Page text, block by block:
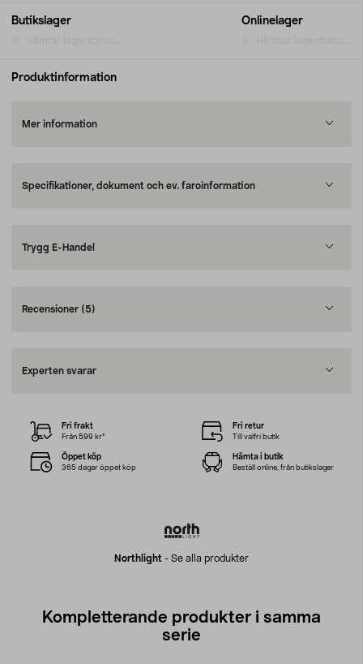
Butikslager Onlinelager
Produktinformation
Mer information
Specifikationer, dokument och ev. faroinformation
Trygg E-Handel
Recensioner (5)
Experten svarar
Northlight - Se alla produkter
Fri frakt
Från 599 kr*
Fri retur
Till valfri butik
Öppet köp
365 dagar öppet köp
Hämta i butik
Beställ online, från butikslager
Kompletterande produkter i samma
serie